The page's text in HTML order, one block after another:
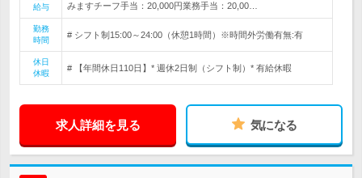
給与
みますチーフ手当：20,000円業務手当：20,00…
勤務
時間
# シフト制15:00～24:00（休憩1時間）※時間外労働有無:有
休日
休暇
# 【年間休日110日】* 週休2日制（シフト制）* 有給休暇
求人詳細を見る 気になる